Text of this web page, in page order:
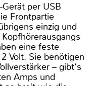
per USB
Frontpartie
einzig und
eine feste
Volt. Sie benötigen
– gibt‘s
Amps und